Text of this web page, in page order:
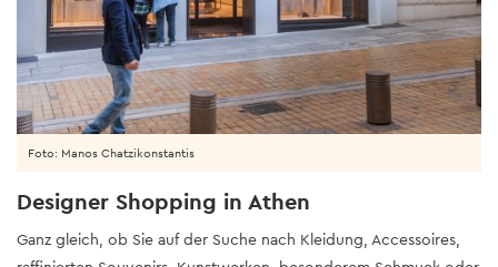
Foto: Manos Chatzikonstantis
Designer Shopping in Athen
Ganz gleich, ob Sie auf der Suche nach Kleidung, Accessoires,